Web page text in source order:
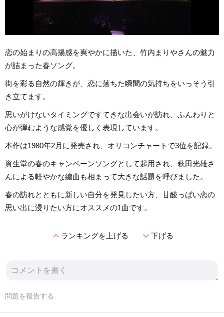
恋の始まりの高揚感を爽やかに描いた、竹内まりやさんの魅力
が詰まった春ソング。
街を彩る自然の輝きが、恋に落ちた瞬間の気持ちをいっそう引
き立てます。
思いがけないタイミングですてきな出会いが訪れ、ふんわりと
心が弾むような感覚を優しく表現しています。
本作は1980年2月に発売され、オリコンチャートで3位を記録。
資生堂の春のキャンペーンソングとして起用され、萩田光雄さ
んによる軽やかな編曲も相まって大きな話題を呼びました。
春の訪れとともに新しい自分を発見したい方、甘酸っぱい恋の
思い出に浸りたい方にオススメの1曲です。
expand_lessランキングを上げる expand_more下げる
問題を報告する